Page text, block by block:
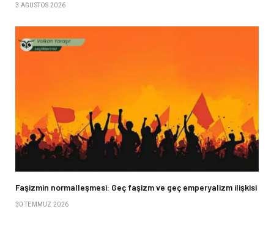
3 AĞUSTOS 2026
Faşizmin normalleşmesi: Geç faşizm ve geç emperyalizm ilişkisi
30 TEMMUZ 2026